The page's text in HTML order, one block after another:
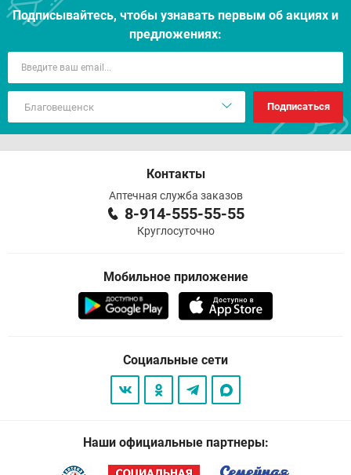
Подписывайтесь, чтобы узнавать первым об акцияx и
предложениях:
Подписаться
Контакты
Аптечная служба заказов
8-914-555-55-55
Круглосуточно
Мобильное приложение
Социальные сети
Наши официальные партнеры: